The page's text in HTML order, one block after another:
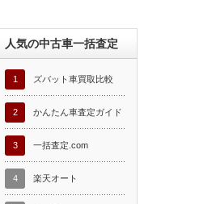
人気の中古車一括査定
1 ズバット車買取比較
2 かんたん車査定ガイド
3 一括査定.com
4 楽天オート